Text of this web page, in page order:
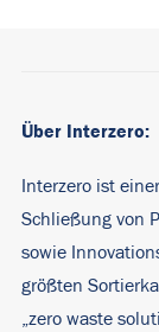
Über Interzero:
Interzero ist
Schließung von
sowie
größten
„zero waste